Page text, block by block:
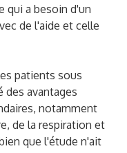
qui a besoin d'un
de l'aide et celle
patients sous
des avantages
notamment
de la respiration et
que l'étude n'ait